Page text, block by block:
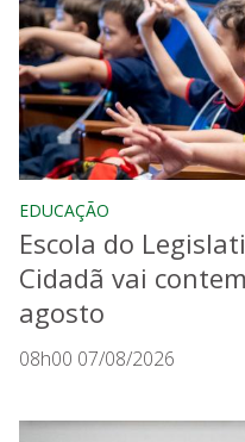
EDUCAÇÃO
Escola do
Cidadã vai
agosto
08h00 07/08/2026